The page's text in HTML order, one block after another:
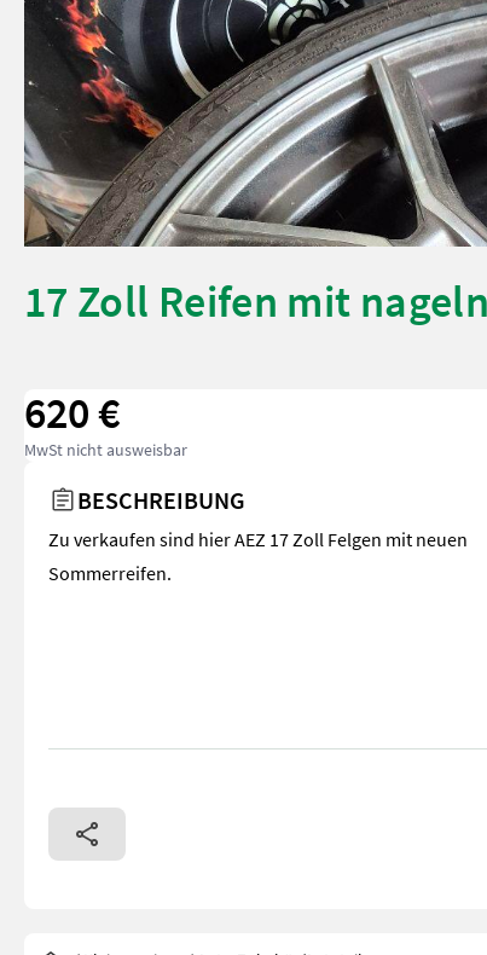
17 Zoll Reifen mit
620 €
MwSt nicht ausweisbar
BESCHREIBUNG
Zu verkaufen sind hier AEZ 17 Zoll Felgen mit neuen
Sommerreifen.